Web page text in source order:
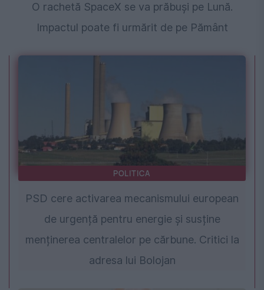
O rachetă SpaceX se va prăbuși pe Lună.
Impactul poate fi urmărit de pe Pământ
POLITICA
PSD cere activarea mecanismului european
de urgență pentru energie și susține
menținerea centralelor pe cărbune. Critici la
adresa lui Bolojan